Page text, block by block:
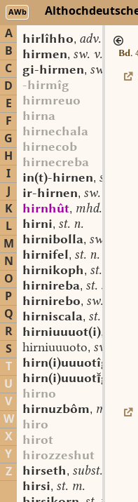
AWb
A
B
C
D
E
F
G
H
I
J
K
L
M
N
O
P
Q
R
S
T
U
V
W
X
Y
Z
hirlîhho, adv.
hirmen, sw. v.
gi-hirmen, sw. v.
-hirmîg
hirmreuo
hirna
hirnechala
hirnecob
hirnecreba
in(t)-hirnen, sw. v.
ir-hirnen, sw. v.
hirnhût, mhd. st. f.
hirni, st. n.
hirnibolla, sw. f.
hirnifel, st. n.
hirnikoph, st. m.
hirnireba, st. sw. f.
hirnirebo, sw. m.
hirniscala, st. sw. f.
hirniuuuot(i),
hirniuuuoto, sw. m.?
hirn(i)uuuotîg
hirn(i)uuuotgî
hirno
hirnuzbôm, mfrk.
hiro
hirot
hirozzeshut
hirseth, subst.
hirsi, st. m.
Bd.